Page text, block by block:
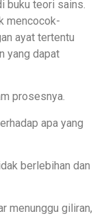
buku teori sains.
mencocok-
ayat tertentu
yang dapat
prosesnya.
apa yang
berlebihan dan
menunggu giliran,